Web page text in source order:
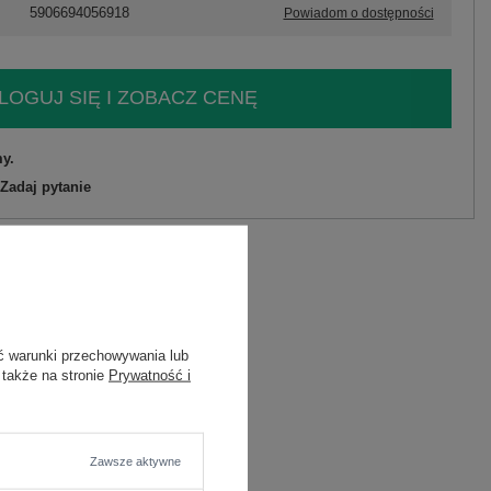
5906694056918 Powiadom o dostępności
SIĘ I ZOBACZ CENĘ
Zadaj pytanie
warunki przechowywania lub
na stronie Prywatność i
Zawsze aktywne